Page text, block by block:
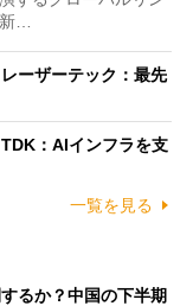
…
ーザーテック：最先
：AIインフラを支
一覧を見る
るか？中国の下半期